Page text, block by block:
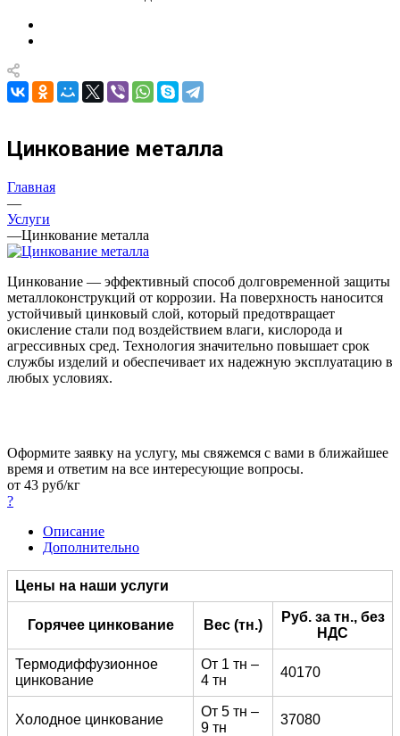
Цинкование металла
Главная
—
Услуги
—Цинкование металла
Цинкование — эффективный способ долговременной защиты
металлоконструкций от коррозии. На поверхность наносится
устойчивый цинковый слой, который предотвращает
окисление стали под воздействием влаги, кислорода и
агрессивных сред. Технология значительно повышает срок
службы изделий и обеспечивает их надежную эксплуатацию в
любых условиях.
Оформите заявку на услугу, мы свяжемся с вами в ближайшее
время и ответим на все интересующие вопросы.
от 43 руб/кг
?
Описание
Дополнительно
Цены на наши услуги
Горячее цинкование Вес (тн.)
Руб. за тн., без
НДС
Термодиффузионное
цинкование
От 1 тн –
4 тн
40170
Холодное цинкование
От 5 тн –
9 тн
37080